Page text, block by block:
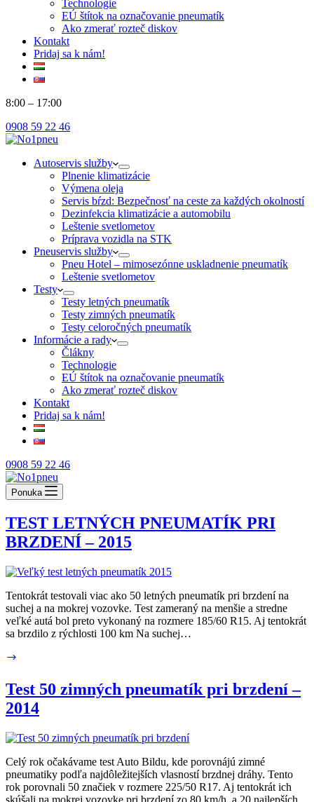
Technologie
EÚ štítok na označovanie pneumatík
Ako zmerať rozteč diskov
Kontakt
Pridaj sa k nám!
8:00 – 17:00
0908 59 22 46
Autoservis služby
Plnenie klimatizácie
Výmena oleja
Servis bŕzd: Bezpečnosť na ceste za každých okolností
Dezinfekcia klimatizácie a automobilu
Leštenie svetlometov
Príprava vozidla na STK
Pneuservis služby
Pneu Hotel – mimosezónne uskladnenie pneumatík
Leštenie svetlometov
Testy
Testy letných pneumatík
Testy zimných pneumatík
Testy celoročných pneumatík
Informácie a rady
Člákny
Technologie
EÚ štítok na označovanie pneumatík
Ako zmerať rozteč diskov
Kontakt
Pridaj sa k nám!
0908 59 22 46
Ponuka
TEST LETNÝCH PNEUMATÍK PRI
BRZDENÍ – 2015
Tentokrát testovali viac ako 50 letných pneumatík pri brzdení na
suchej a na mokrej vozovke. Test zameraný na menšie a stredne
veľké autá bol preto vykonaný na rozmere 185/60 R15. Aj tentokrát
sa brzdilo z rýchlosti 100 km Na suchej…
PNEUMATÍK
PRI
BRZDENÍ
–
2015
Test 50 zimných pneumatík pri brzdení –
2014
Celý rok očakávame test Auto Bildu, kde porovnájú zimné
pneumatiky podľa najdôležitejších vlasností brzdnej dráhy. Tento
rok porovnali 50 značiek v rozmere 225/50 R17. Aj tentokrát ich
skúšali na mokrej vozovke pri brzdení zo 80 km/h, a 20 najlepších